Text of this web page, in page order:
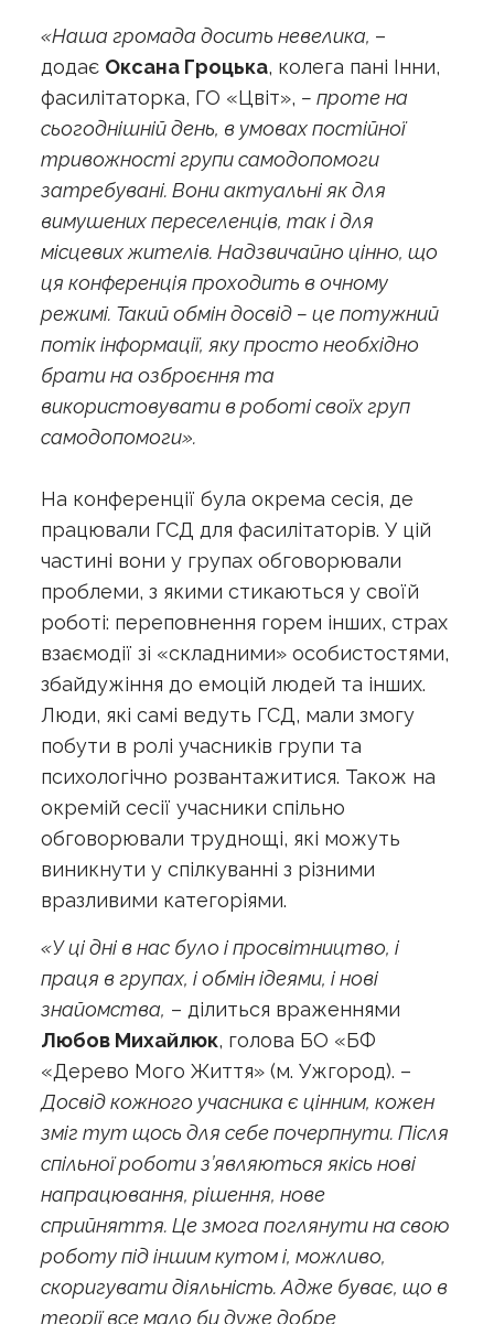
«Наша громада досить невелика, –
додає Оксана Гроцька, колега пані Інни,
фасилітаторка, ГО «Цвіт», – проте на
сьогоднішній день, в умовах постійної
тривожності групи самодопомоги
затребувані. Вони актуальні як для
вимушених переселенців, так і для
місцевих жителів. Надзвичайно цінно, що
ця конференція проходить в очному
режимі. Такий обмін досвід – це потужний
потік інформації, яку просто необхідно
брати на озброєння та
використовувати в роботі своїх груп
самодопомоги».
На конференції була окрема сесія, де
працювали ГСД для фасилітаторів. У цій
частині вони у групах обговорювали
проблеми, з якими стикаються у своїй
роботі: переповнення горем інших, страх
взаємодії зі «складними» особистостями,
збайдужіння до емоцій людей та інших.
Люди, які самі ведуть ГСД, мали змогу
побути в ролі учасників групи та
психологічно розвантажитися. Також на
окремій сесії учасники спільно
обговорювали труднощі, які можуть
виникнути у спілкуванні з різними
вразливими категоріями.
«У ці дні в нас було і просвітництво, і
праця в групах, і обмін ідеями, і нові
знайомства, – ділиться враженнями
Любов Михайлюк, голова БО «БФ
«Дерево Мого Життя» (м. Ужгород). –
Досвід кожного учасника є цінним, кожен
зміг тут щось для себе почерпнути. Після
спільної роботи з’являються якісь нові
напрацювання, рішення, нове
сприйняття. Це змога поглянути на свою
роботу під іншим кутом і, можливо,
скоригувати діяльність. Адже буває, що в
теорії все мало би дуже добре